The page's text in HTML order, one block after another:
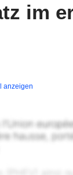
im
anzeigen